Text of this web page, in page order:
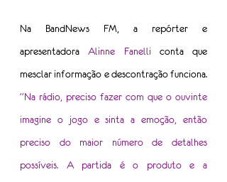
Na BandNews FM, a repórter e
apresentadora Alinne Fanelli conta que
“Na rádio, preciso fazer com que o ouvinte
imagine o jogo e sinta a emoção, então
preciso do maior número de detalhes
possíveis. A partida é o produto e a